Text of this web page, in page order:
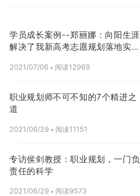
学员成长案例--郑丽娜：向阳生涯
解决了我新高考志愿规划落地实操
2021/07/06 • 阅读12969
职业规划师不可不知的7个精进之
道
2021/06/29 • 阅读11151
专访侯剑教授：职业规划，一门负
责任的科学
2021/06/29 • 阅读9573